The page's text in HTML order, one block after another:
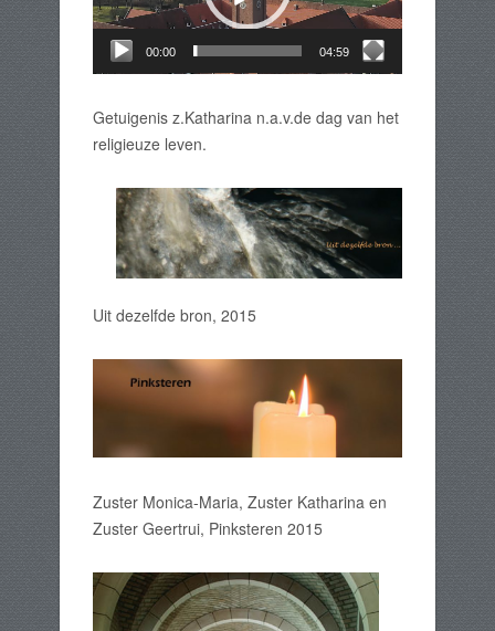
00:00 04:59
Getuigenis z.Katharina n.a.v.de dag van het
religieuze leven.
Uit dezelfde bron, 2015
Zuster Monica-Maria, Zuster Katharina en
Zuster Geertrui, Pinksteren 2015